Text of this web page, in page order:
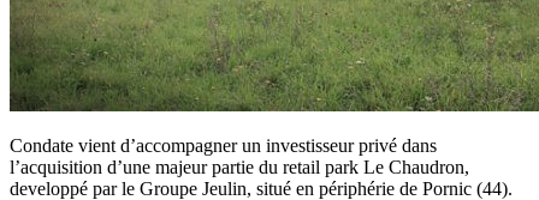
Condate vient d’accompagner un investisseur privé dans
l’acquisition d’une majeur partie du retail park Le Chaudron,
developpé par le Groupe Jeulin, situé en périphérie de Pornic (44).